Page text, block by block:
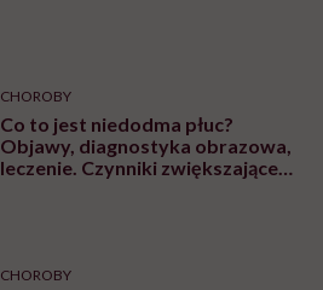
CHOROBY
Co to jest niedodma płuc?
Objawy, diagnostyka obrazowa,
leczenie. Czynniki zwiększające
CHOROBY